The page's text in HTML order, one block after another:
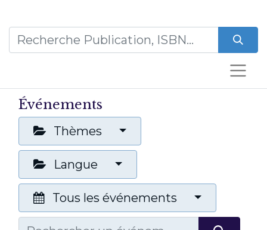
Événements
Thèmes
Langue
Tous les événements